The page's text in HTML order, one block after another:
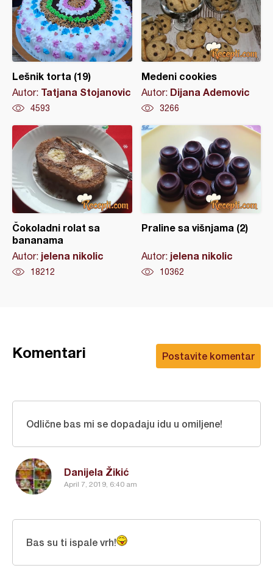
Lešnik torta (19)
Autor: Tatjana Stojanovic
4593
Medeni cookies
Autor: Dijana Ademovic
3266
Čokoladni rolat sa
bananama
Autor: jelena nikolic
18212
Praline sa višnjama (2)
Autor: jelena nikolic
10362
Postavite komentar
Komentari
Danijela Žikić
April 7, 2019, 6:40 am
Odlične bas mi se dopadaju idu u omiljene!
Bas su ti ispale vrh!